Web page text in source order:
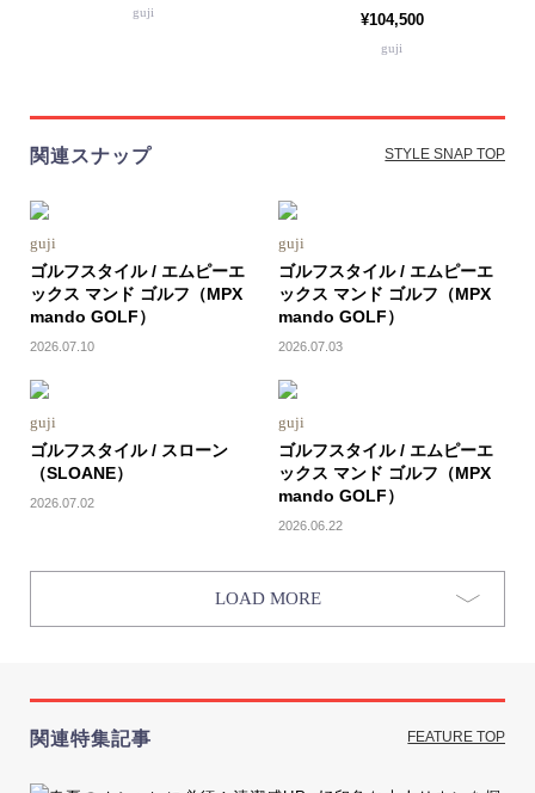
guji ¥104,500
guji
関連スナップ STYLE SNAP TOP
guji
ゴルフスタイル / エムピーエ
ックス マンド ゴルフ（MPX
mando GOLF）
2026.07.10
guji
ゴルフスタイル / エムピーエ
ックス マンド ゴルフ（MPX
mando GOLF）
2026.07.03
guji
ゴルフスタイル / スローン
（SLOANE）
2026.07.02
guji
ゴルフスタイル / エムピーエ
ックス マンド ゴルフ（MPX
mando GOLF）
2026.06.22
LOAD MORE
関連特集記事 FEATURE TOP